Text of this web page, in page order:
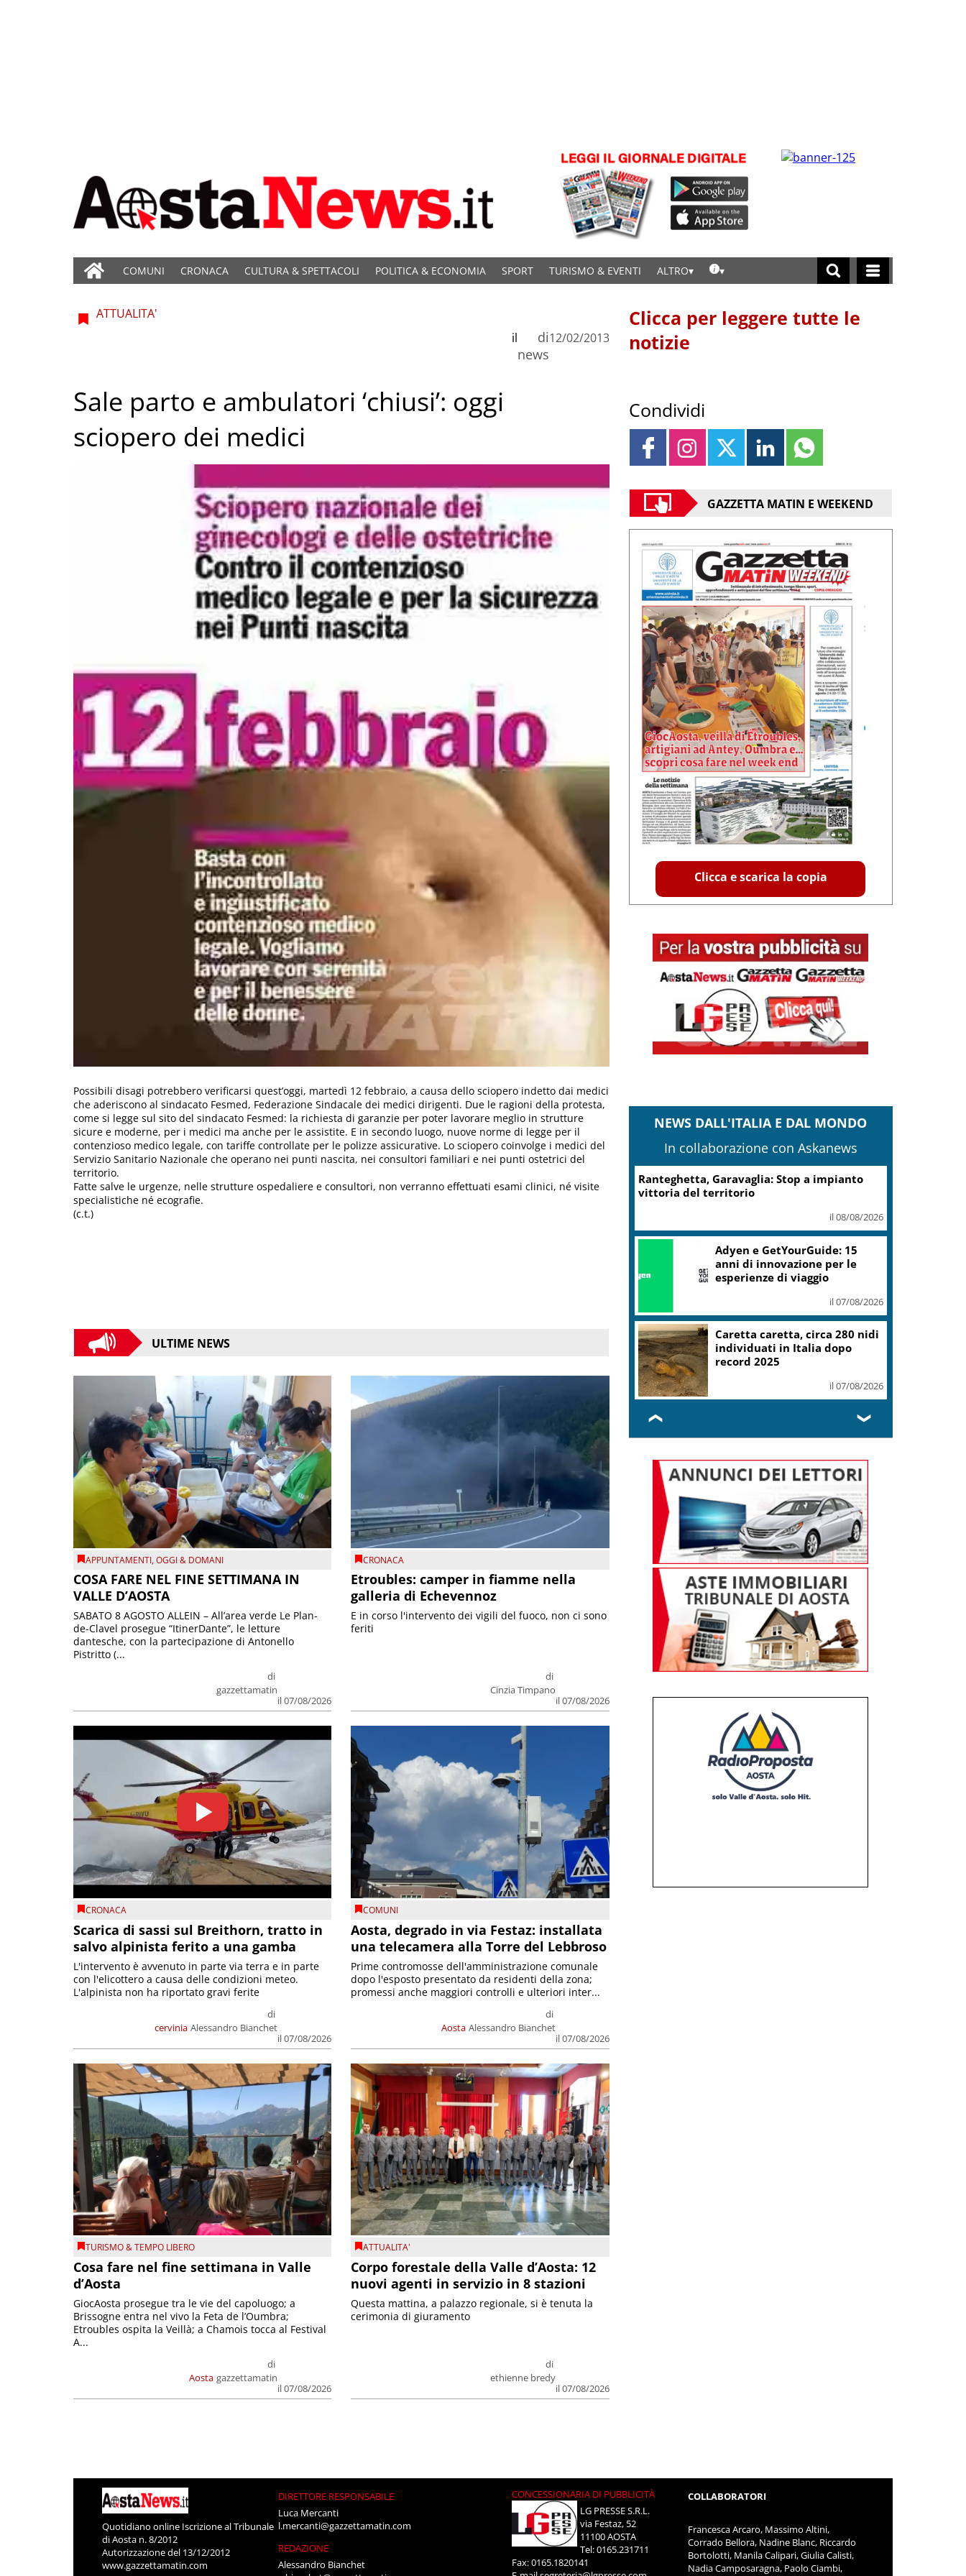
COMUNI CRONACA CULTURA & SPETTACOLI POLITICA & ECONOMIA SPORT TURISMO & EVENTI ALTRO
ATTUALITA'
di
news
il 12/02/2013
Sale parto e ambulatori ‘chiusi’: oggi
sciopero dei medici
Possibili disagi potrebbero verificarsi quest’oggi, martedì 12 febbraio, a causa dello sciopero indetto dai medici
che aderiscono al sindacato Fesmed, Federazione Sindacale dei medici dirigenti. Due le ragioni della protesta,
come si legge sul sito del sindacato Fesmed: la richiesta di garanzie per poter lavorare meglio in strutture
sicure e moderne, per i medici ma anche per le assistite. E in secondo luogo, nuove norme di legge per il
contenzioso medico legale, con tariffe controllate per le polizze assicurative. Lo sciopero coinvolge i medici del
Servizio Sanitario Nazionale che operano nei punti nascita, nei consultori familiari e nei punti ostetrici del
territorio.
Fatte salve le urgenze, nelle strutture ospedaliere e consultori, non verranno effettuati esami clinici, né visite
specialistiche né ecografie.
(c.t.)
ULTIME NEWS
APPUNTAMENTI,OGGI & DOMANI
COSA FARE NEL FINE SETTIMANA IN
VALLE D’AOSTA
di
gazzettamatin
il 07/08/2026
SABATO 8 AGOSTO ALLEIN – All’area verde Le Plan-
de-Clavel prosegue “ItinerDante”, le letture
dantesche, con la partecipazione di Antonello
Pistritto (...
CRONACA
Etroubles: camper in fiamme nella
galleria di Echevennoz
di
Cinzia Timpano
il 07/08/2026
E in corso l'intervento dei vigili del fuoco, non ci sono
feriti
CRONACA
Scarica di sassi sul Breithorn, tratto in
salvo alpinista ferito a una gamba
cervinia
di
Alessandro Bianchet
il 07/08/2026
L'intervento è avvenuto in parte via terra e in parte
con l'elicottero a causa delle condizioni meteo.
L'alpinista non ha riportato gravi ferite
COMUNI
Aosta, degrado in via Festaz: installata
una telecamera alla Torre del Lebbroso
Aosta
di
Alessandro Bianchet
il 07/08/2026
Prime contromosse dell'amministrazione comunale
dopo l'esposto presentato da residenti della zona;
promessi anche maggiori controlli e ulteriori inter...
TURISMO & TEMPO LIBERO
Cosa fare nel fine settimana in Valle
d’Aosta
Aosta
di
gazzettamatin
il 07/08/2026
GiocAosta prosegue tra le vie del capoluogo; a
Brissogne entra nel vivo la Feta de l’Oumbra;
Etroubles ospita la Veillà; a Chamois tocca al Festival
A...
ATTUALITA'
Corpo forestale della Valle d’Aosta: 12
nuovi agenti in servizio in 8 stazioni
di
ethienne bredy
il 07/08/2026
Questa mattina, a palazzo regionale, si è tenuta la
cerimonia di giuramento
Clicca per leggere tutte le
notizie
Condividi
GAZZETTA MATIN E WEEKEND
Clicca e scarica la copia
NEWS DALL'ITALIA E DAL MONDO
In collaborazione con Askanews
Ranteghetta, Garavaglia: Stop a impianto
vittoria del territorio
il 08/08/2026
Adyen e GetYourGuide: 15
anni di innovazione per le
esperienze di viaggio
il 07/08/2026
Caretta caretta, circa 280 nidi
individuati in Italia dopo
record 2025
il 07/08/2026
❮ ❯
Quotidiano online Iscrizione al Tribunale
di Aosta n. 8/2012
Autorizzazione del 13/12/2012
www.gazzettamatin.com
DIRETTORE RESPONSABILE
Luca Mercanti
l.mercanti@gazzettamatin.com
REDAZIONE
Alessandro Bianchet
CONCESSIONARIA DI PUBBLICITÀ
LG PRESSE S.R.L.
via Festaz, 52
11100 AOSTA
Tel: 0165.231711
Fax: 0165.1820141
COLLABORATORI
Francesca Arcaro, Massimo Altini,
Corrado Bellora, Nadine Blanc, Riccardo
Bortolotti, Manila Calipari, Giulia Calisti,
Nadia Camposaragna, Paolo Ciambi,